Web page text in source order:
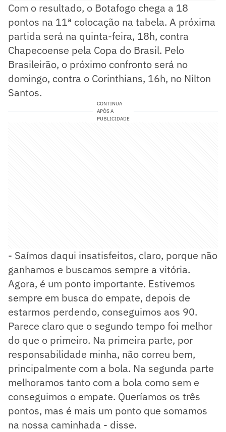
Com o resultado, o Botafogo chega a 18
pontos na 11ª colocação na tabela. A próxima
partida será na quinta-feira, 18h, contra
Chapecoense pela Copa do Brasil. Pelo
Brasileirão, o próximo confronto será no
domingo, contra o Corinthians, 16h, no Nilton
Santos.
CONTINUA
APÓS A
PUBLICIDADE
- Saímos daqui insatisfeitos, claro, porque não
ganhamos e buscamos sempre a vitória.
Agora, é um ponto importante. Estivemos
sempre em busca do empate, depois de
estarmos perdendo, conseguimos aos 90.
Parece claro que o segundo tempo foi melhor
do que o primeiro. Na primeira parte, por
responsabilidade minha, não correu bem,
principalmente com a bola. Na segunda parte
melhoramos tanto com a bola como sem e
conseguimos o empate. Queríamos os três
pontos, mas é mais um ponto que somamos
na nossa caminhada - disse.